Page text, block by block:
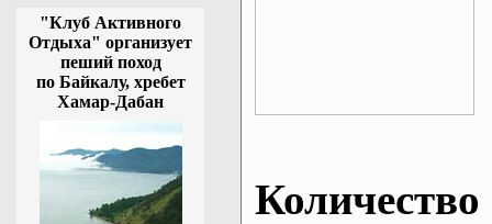
"Клуб Активного
Отдыха" организует
пеший поход
по Байкалу, хребет
Хамар-Дабан
Количество